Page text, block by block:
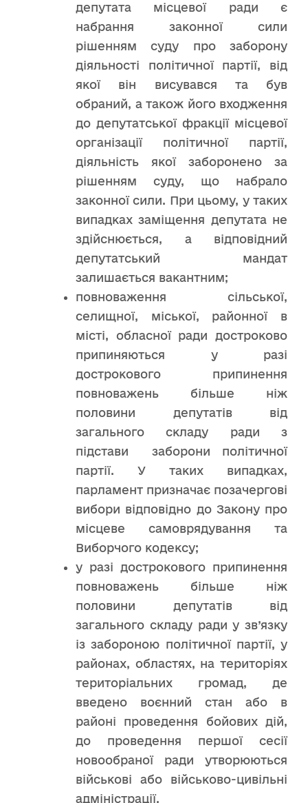
депутата місцевої ради є
набрання законної сили
рішенням суду про заборону
діяльності політичної партії, від
якої він висувався та був
обраний, а також його входження
до депутатської фракції місцевої
організації політичної партії,
діяльність якої заборонено за
рішенням суду, що набрало
законної сили. При цьому, у таких
випадках заміщення депутата не
здійснюється, а відповідний
депутатський мандат
залишається вакантним;
повноваження сільської,
селищної, міської, районної в
місті, обласної ради достроково
припиняються у разі
дострокового припинення
повноважень більше ніж
половини депутатів від
загального складу ради з
підстави заборони політичної
партії. У таких випадках,
парламент призначає позачергові
вибори відповідно до Закону про
місцеве самоврядування та
Виборчого кодексу;
у разі дострокового припинення
повноважень більше ніж
половини депутатів від
загального складу ради у зв’язку
із забороною політичної партії, у
районах, областях, на територіях
територіальних громад, де
введено воєнний стан або в
районі проведення бойових дій,
до проведення першої сесії
новообраної ради утворюються
військові або військово-цивільні
адміністрації.